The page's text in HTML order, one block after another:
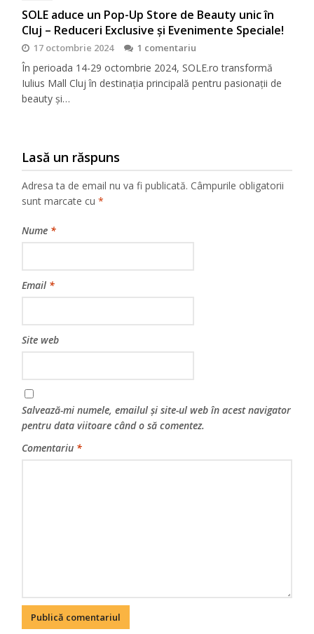
SOLE aduce un Pop-Up Store de Beauty unic în
Cluj – Reduceri Exclusive și Evenimente Speciale!
17 octombrie 2024 1 comentariu
În perioada 14-29 octombrie 2024, SOLE.ro transformă
Iulius Mall Cluj în destinația principală pentru pasionații de
beauty și…
Lasă un răspuns
Adresa ta de email nu va fi publicată. Câmpurile obligatorii
sunt marcate cu*
Nume *
Email *
Site web
Salvează-mi numele, emailul și site-ul web în acest navigator
pentru data viitoare când o să comentez.
Comentariu *